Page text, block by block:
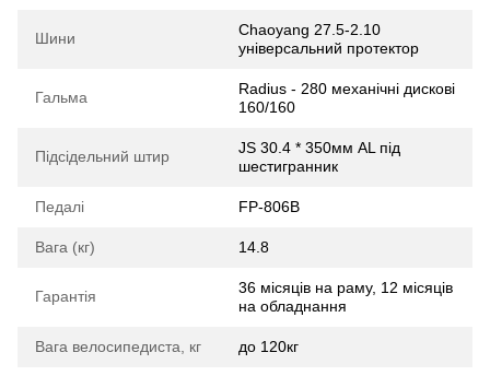
Шини
Chaoyang 27.5-2.10
універсальний протектор
Гальма
Radius - 280 механічні дискові
160/160
Підсідельний штир
JS 30.4 * 350мм AL під
шестигранник
Педалі FP-806B
Вага (кг) 14.8
Гарантія
36 місяців на раму, 12 місяців
на обладнання
Вага велосипедиста, кг до 120кг